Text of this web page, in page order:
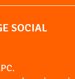
SOCIAL